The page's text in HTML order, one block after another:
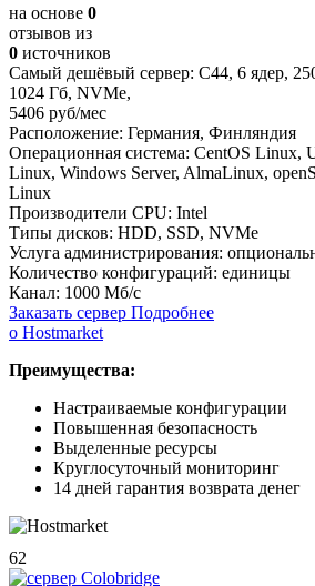
на основе 0
отзывов из
0 источников
Самый дешёвый сервер: С44, 6 ядер,
1024 Гб, NVMe,
5406 руб/мес
Расположение: Германия, Финляндия
Операционная система: CentOS Linux,
Linux, Windows Server, AlmaLinux,
Linux
Производители CPU: Intel
Типы дисков: HDD, SSD, NVMe
Услуга администрирования:
Количество конфигураций: единицы
Канал: 1000 Мб/с
Заказать сервер Подробнее
о Hostmarket
Преимущества:
Настраиваемые конфигурации
Повышенная безопасность
Выделенные ресурсы
Круглосуточный мониторинг
14 дней гарантия возврата денег
62